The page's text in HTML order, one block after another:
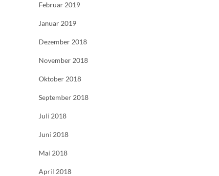
Februar 2019
Januar 2019
Dezember 2018
November 2018
Oktober 2018
September 2018
Juli 2018
Juni 2018
Mai 2018
April 2018